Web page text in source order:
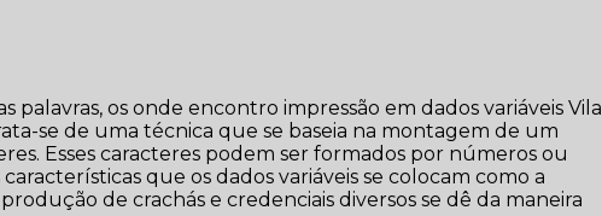
palavras, os onde encontro impressão em dados variáveis Vila
se de uma técnica que se baseia na montagem de um
Esses caracteres podem ser formados por números ou
características que os dados variáveis se colocam como a
de crachás e credenciais diversos se dê da maneira